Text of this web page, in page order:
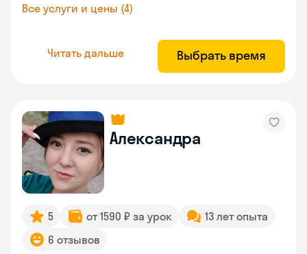
Все услуги и цены (4)
Читать дальше Выбрать время
Александра
5 от 1590 ₽ за урок
13 лет опыта
6 отзывов